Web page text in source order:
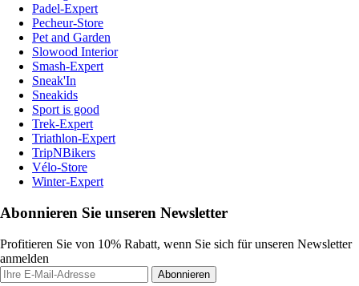
Padel-Expert
Pecheur-Store
Pet and Garden
Slowood Interior
Smash-Expert
Sneak'In
Sneakids
Sport is good
Trek-Expert
Triathlon-Expert
TripNBikers
Vélo-Store
Winter-Expert
Abonnieren Sie unseren Newsletter
Profitieren Sie von 10% Rabatt, wenn Sie sich für unseren Newsletter
anmelden
Abonnieren